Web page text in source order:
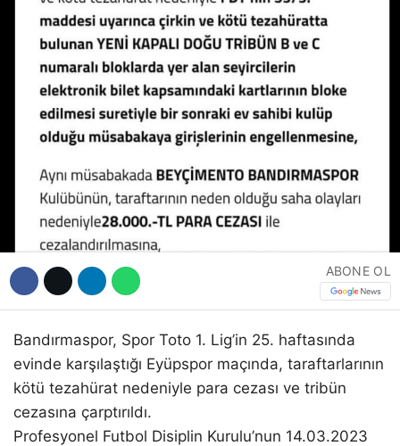
Facebook
Instagram
Youtube
ABONE OL
Bandırmaspor, Spor Toto 1. Lig’in 25. haftasında
evinde karşılaştığı Eyüpspor maçında, taraftarlarının
kötü tezahürat nedeniyle para cezası ve tribün
cezasına çarptırıldı.
Profesyonel Futbol Disiplin Kurulu’nun 14.03.2023